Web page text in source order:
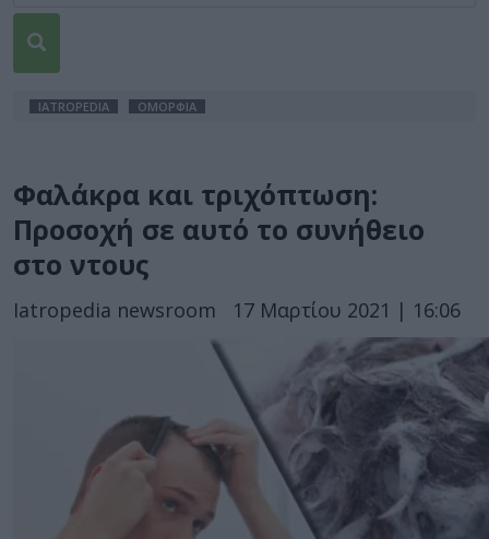
IATROPEDIA ΟΜΟΡΦΙΑ
Φαλάκρα και τριχόπτωση:
Προσοχή σε αυτό το συνήθειο
στο ντους
Iatropedia newsroom 17 Μαρτίου 2021 | 16:06